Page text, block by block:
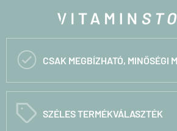
 CSAK MEGBÍZHATÓ, MINŐSÉGI
C SZÉLES TERMÉKVÁLASZTÉK